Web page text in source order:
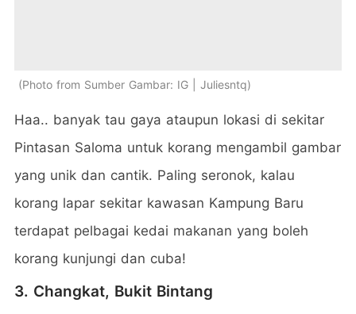
Photo from Sumber Gambar: IG | Juliesntq
Haa.. banyak tau gaya ataupun lokasi di sekitar
Pintasan Saloma untuk korang mengambil gambar
yang unik dan cantik. Paling seronok, kalau
korang lapar sekitar kawasan Kampung Baru
terdapat pelbagai kedai makanan yang boleh
korang kunjungi dan cuba!
3. Changkat, Bukit Bintang